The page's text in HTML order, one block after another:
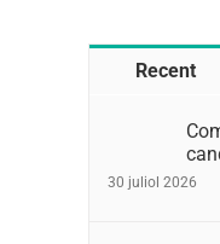
Recent
30 juliol 2026